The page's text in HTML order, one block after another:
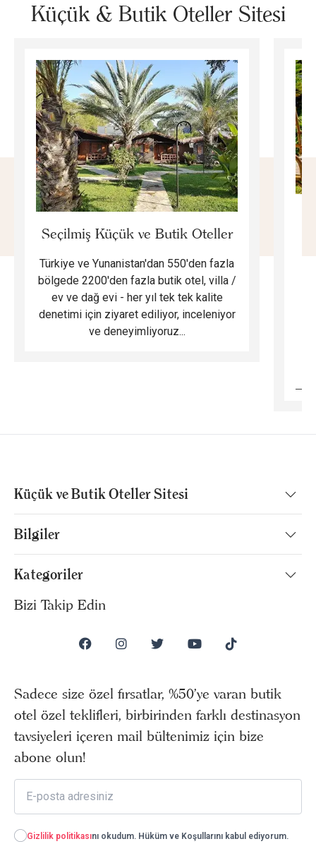
Küçük & Butik Oteller Sitesi
Seçilmiş Küçük ve Butik Oteller
Türkiye ve Yunanistan'dan 550'den fazla
bölgede 2200'den fazla butik otel, villa /
ev ve dağ evi - her yıl tek tek kalite
denetimi için ziyaret ediliyor, inceleniyor
ve deneyimliyoruz...
Küçük ve Butik Oteller Sitesi
Bilgiler
Kategoriler
Bizi Takip Edin
Sadece size özel fırsatlar, %50’ye varan butik
otel özel teklifleri, birbirinden farklı destinasyon
tavsiyeleri içeren mail bültenimiz için bize
abone olun!
Gizlilik politikasını okudum. Hüküm ve Koşullarını kabul ediyorum.